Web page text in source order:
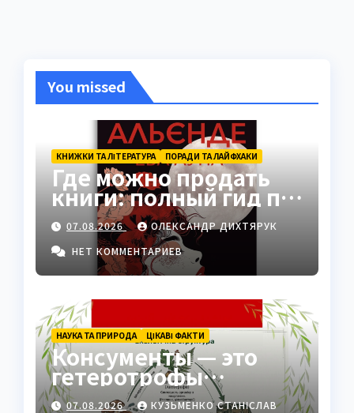
You missed
КНИЖКИ ТА ЛІТЕРАТУРА ПОРАДИ ТА ЛАЙФХАКИ
Где можно продать
книги: полный гид по
платформам 2026
07.08.2026
ОЛЕКСАНДР ДИХТЯРУК
НЕТ КОММЕНТАРИЕВ
НАУКА ТА ПРИРОДА ЦІКАВІ ФАКТИ
Консументы — это
гетеротрофы
экосистемы
07.08.2026
КУЗЬМЕНКО СТАНІСЛАВ